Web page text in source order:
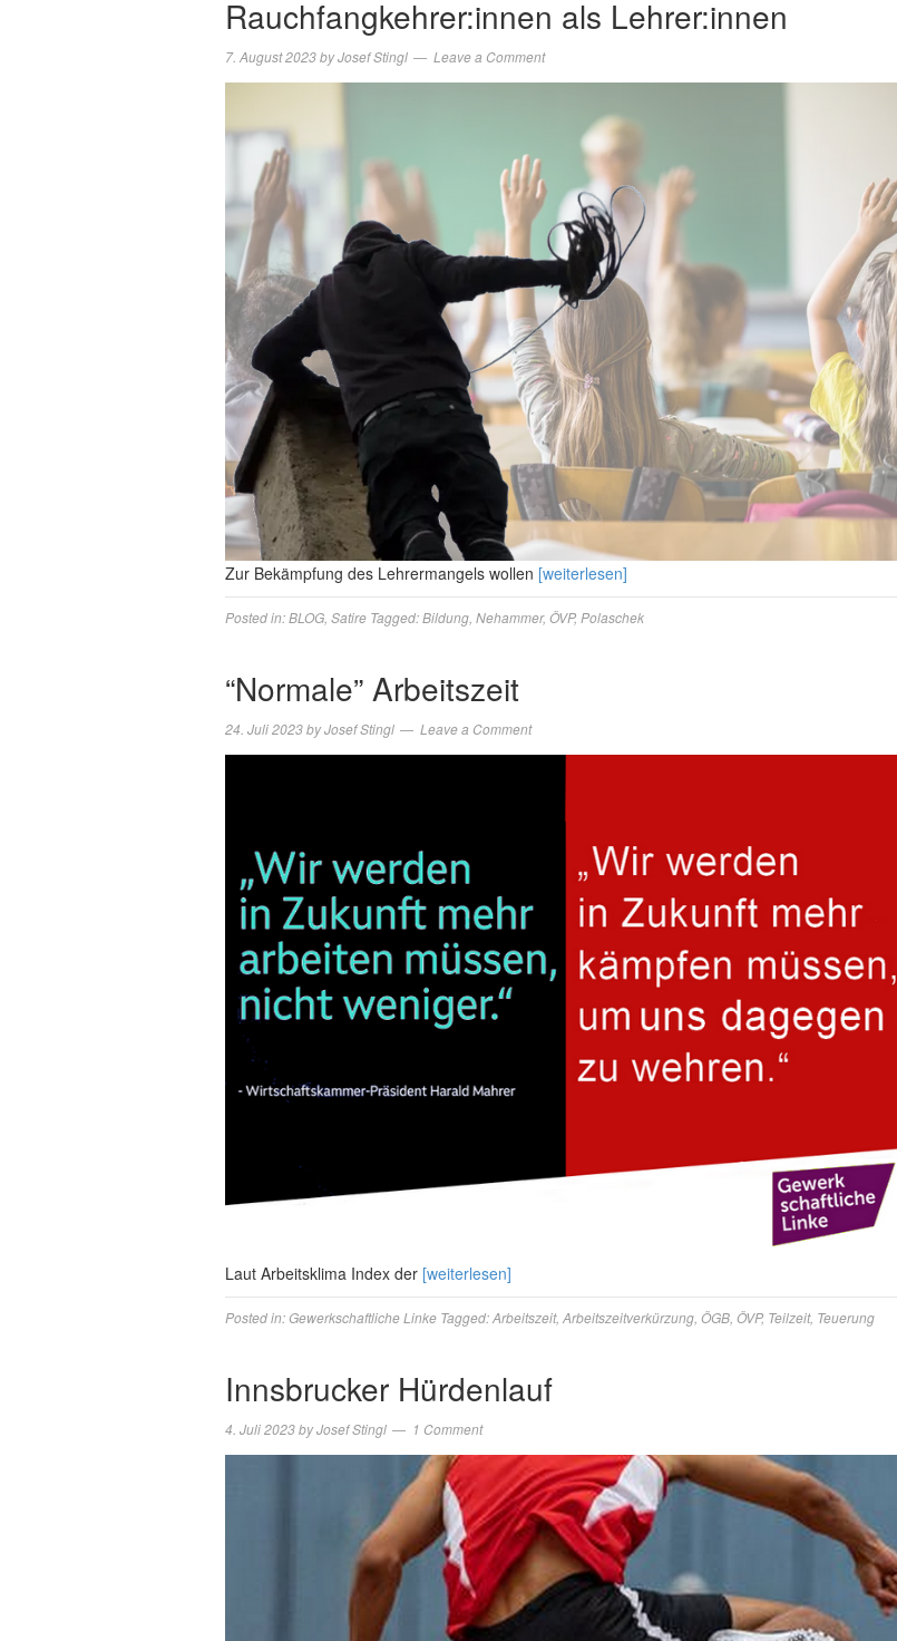
Rauchfangkehrer:innen als Lehrer:innen
7. August 2023byJosef Stingl Leave a Comment
Zur Bekämpfung des Lehrermangels wollen [weiterlesen]
Posted in:BLOG Satire Tagged:Bildung Nehammer, ÖVP, Polaschek
“Normale” Arbeitszeit
24. Juli 2023byJosef Stingl Leave a Comment
Laut Arbeitsklima Index der [weiterlesen]
Posted in:Gewerkschaftliche Linke Tagged:Arbeitszeit, Arbeitszeitverkürzung ÖGB ÖVP, Teilzeit, Teuerung
Innsbrucker Hürdenlauf
4. Juli 2023byJosef Stingl 1 Comment